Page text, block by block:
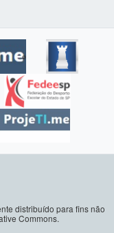
distribuído para fins não
Commons.